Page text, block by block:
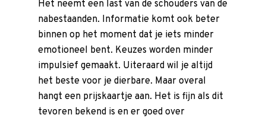
Het neemt een last van de schouders van de
nabestaanden. Informatie komt ook beter
binnen op het moment dat je iets minder
emotioneel bent. Keuzes worden minder
impulsief gemaakt. Uiteraard wil je altijd
het beste voor je dierbare. Maar overal
hangt een prijskaartje aan. Het is fijn als dit
tevoren bekend is en er goed over